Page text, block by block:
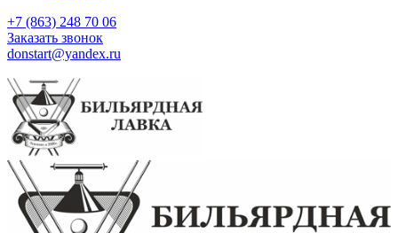
+7 (863) 248 70 06
Заказать звонок
donstart@yandex.ru